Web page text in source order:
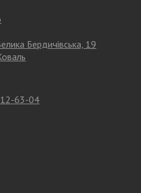
Бердичівська, 19
63-04